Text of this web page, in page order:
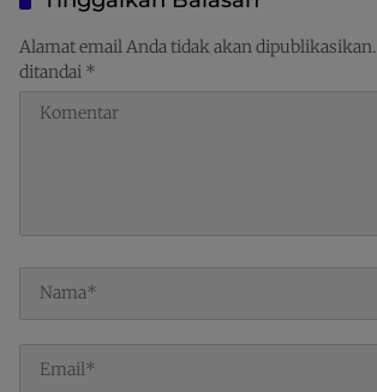
Raja Ampat
Indonesia
Alamat email Anda tidak akan dipublikasikan.
ditandai *